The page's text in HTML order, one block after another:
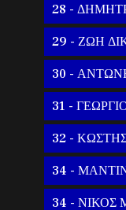
28 -
29 - ΖΩΗ
30 -
31 -
32 -
34 -
34 -